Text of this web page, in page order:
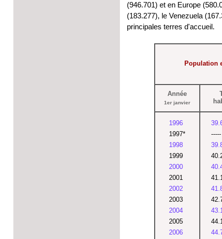
(946.701) et en Europe
(183.277), le Venezuela
principales terres d'accueil.
Population
Année
1er janvier
1996
1997*
1998
1999
2000
2001
2002
2003
2004
2005
2006
-----